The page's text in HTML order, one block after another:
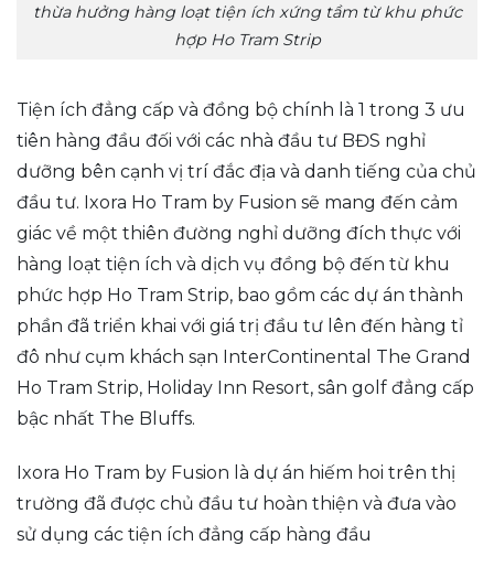
thừa hưởng hàng loạt tiện ích xứng tầm từ khu phức
hợp Ho Tram Strip
Tiện ích đẳng cấp và đồng bộ chính là 1 trong 3 ưu
tiên hàng đầu đối với các nhà đầu tư BĐS nghỉ
dưỡng bên cạnh vị trí đắc địa và danh tiếng của chủ
đầu tư. Ixora Ho Tram by Fusion sẽ mang đến cảm
giác về một thiên đường nghỉ dưỡng đích thực với
hàng loạt tiện ích và dịch vụ đồng bộ đến từ khu
phức hợp Ho Tram Strip, bao gồm các dự án thành
phần đã triển khai với giá trị đầu tư lên đến hàng tỉ
đô như cụm khách sạn InterContinental The Grand
Ho Tram Strip, Holiday Inn Resort, sân golf đẳng cấp
bậc nhất The Bluffs.
Ixora Ho Tram by Fusion là dự án hiếm hoi trên thị
trường đã được chủ đầu tư hoàn thiện và đưa vào
sử dụng các tiện ích đẳng cấp hàng đầu